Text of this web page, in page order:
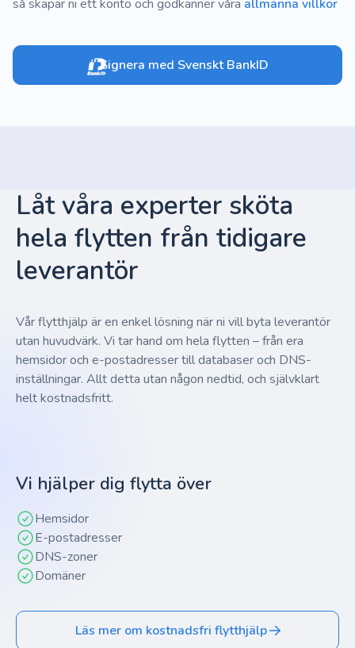
så skapar ni ett konto och godkänner våra allmänna villkor
Signera med Svenskt BankID
Låt våra experter sköta
hela flytten från tidigare
leverantör
Vår flytthjälp är en enkel lösning när ni vill byta leverantör
utan huvudvärk. Vi tar hand om hela flytten – från era
hemsidor och e-postadresser till databaser och DNS-
inställningar. Allt detta utan någon nedtid, och självklart
helt kostnadsfritt.
Vi hjälper dig flytta över
Hemsidor
E-postadresser
DNS-zoner
Domäner
Läs mer om kostnadsfri flytthjälp